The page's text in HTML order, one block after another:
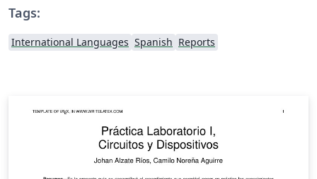
Tags:
International Languages Spanish Reports